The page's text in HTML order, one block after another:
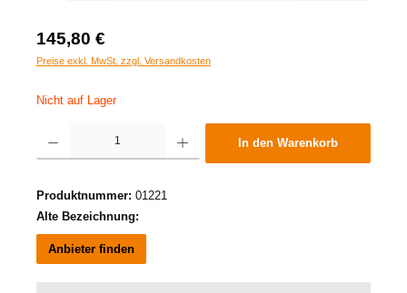
145,80 €
Preise exkl. MwSt. zzgl. Versandkosten
Nicht auf Lager
Produkt Anzahl: Gib den gewünschten Wert ein oder benutze die Schaltflächen um die
In den Warenkorb
Produktnummer: 01221
Alte Bezeichnung:
Anbieter finden